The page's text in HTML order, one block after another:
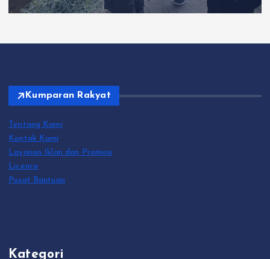
Kumparan Rakyat
Tentang Kami
Kontak Kami
Layanan Iklan dan Promosi
Licence
Pusat Bantuan
Kategori